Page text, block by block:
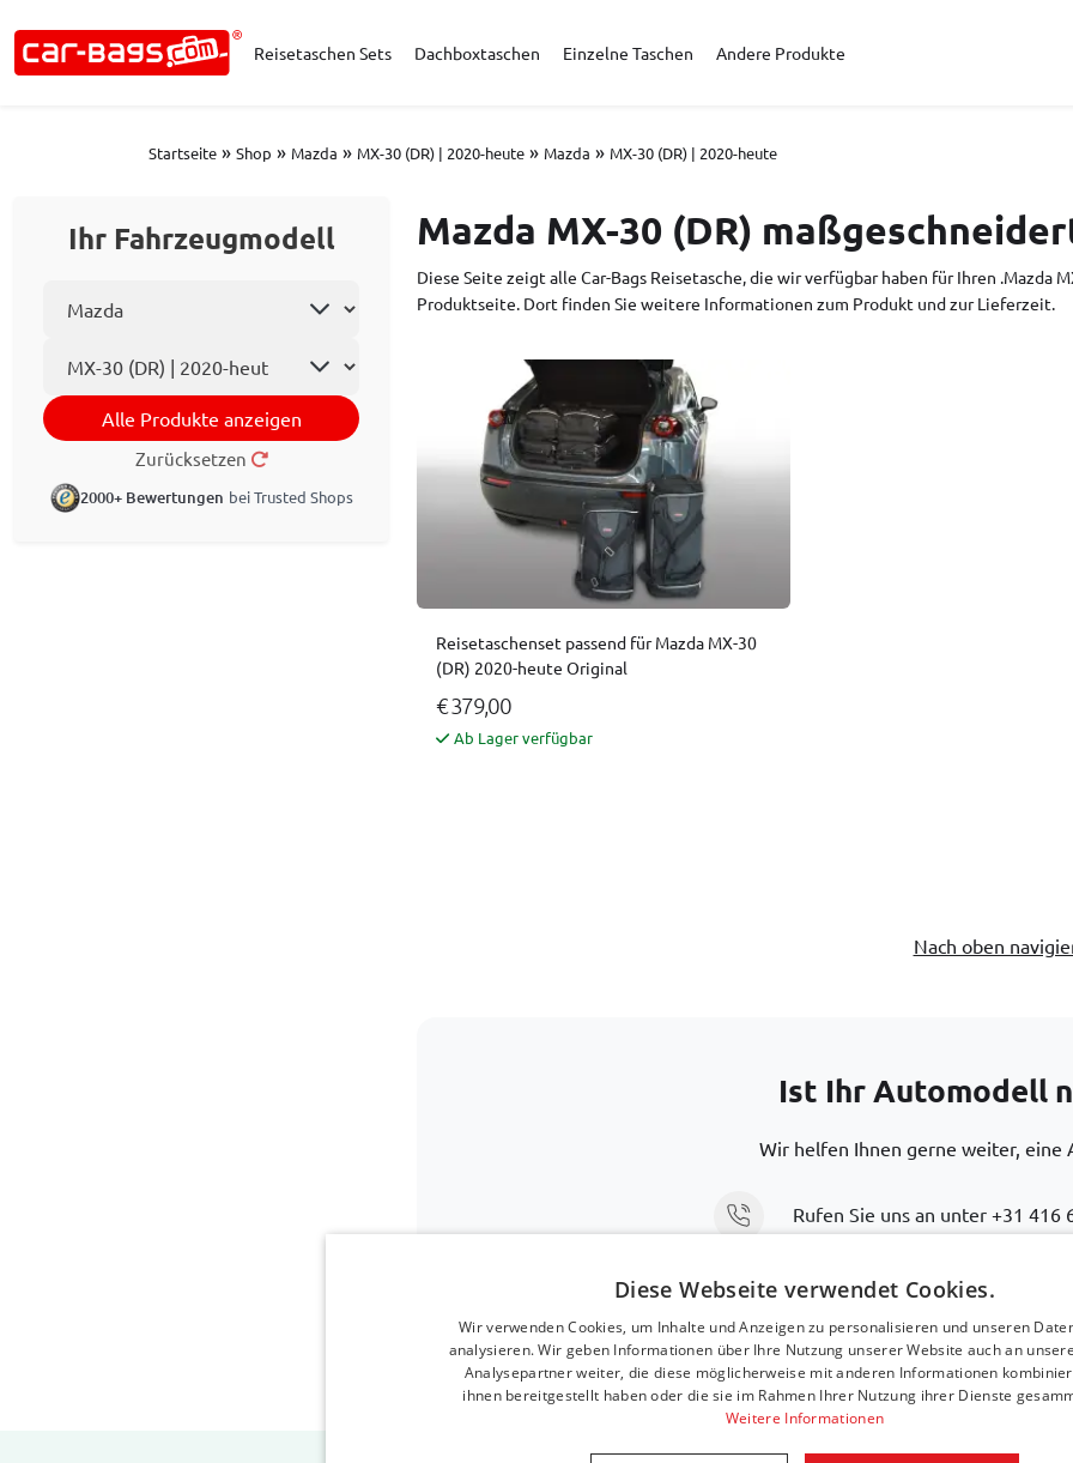
Reisetaschen Sets Dachboxtaschen Einzelne Taschen Andere Produkte
Startseite » Shop » Mazda » MX-30 (DR) | 2020-heute » Mazda » MX-30 (DR) | 2020-heute
Ihr Fahrzeugmodell
Alle Produkte anzeigen
Zurücksetzen
2000+ Bewertungen bei Trusted Shops
Mazda MX-30 (DR)
Diese Seite zeigt alle Car-Bags Reisetasche, die wir verfügbar haben für Ihren .Mazda
Produktseite. Dort finden Sie weitere Informationen zum Produkt und zur Lieferzeit.
Reisetaschenset passend für Mazda MX-30
(DR) 2020-heute Original
€ 379,00
Ab Lager verfügbar
Nach oben
Ist Ihr Automodell
Wir helfen Ihnen gerne weiter, eine
Rufen Sie uns an unter +31 416
Senden Sie eine E-Mail
Diese Webseite verwendet Cookies.
Wir verwenden Cookies, um Inhalte und Anzeigen zu personalisieren und unseren
analysieren. Wir geben Informationen über Ihre Nutzung unserer Website auch an
Analysepartner weiter, die diese möglicherweise mit anderen Informationen
ihnen bereitgestellt haben oder die sie im Rahmen Ihrer Nutzung ihrer Dienste
Weitere Informationen